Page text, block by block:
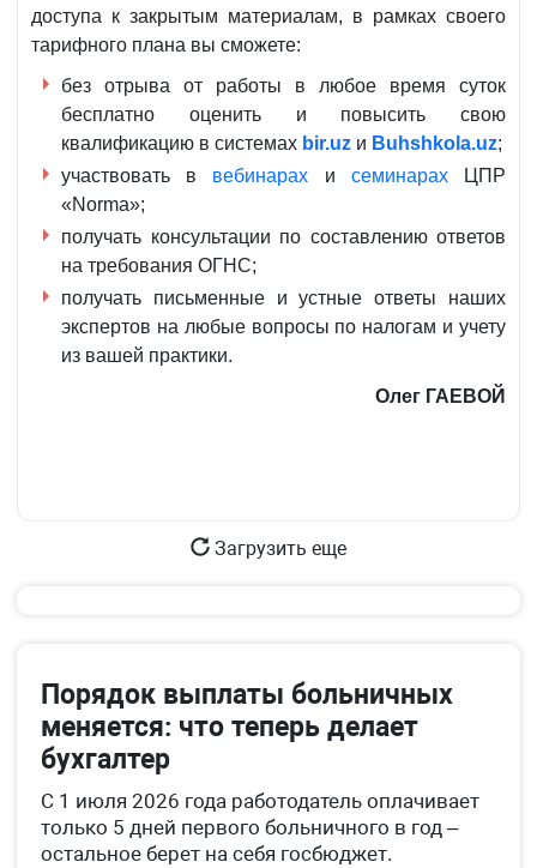
доступа к закрытым материалам, в рамках своего
тарифного плана вы сможете:
без отрыва от работы в любое время суток
бесплатно оценить и повысить свою
квалификацию в системах bir.uz и Buhshkola.uz;
участвовать в вебинарах и семинарахЦПР
«Norma»;
получать консультации по составлению ответов
на требования ОГНС;
получать письменные и устные ответы наших
экспертов на любые вопросы по налогам и учету
из вашей практики.
Олег ГАЕВОЙ
Загрузить еще
Порядок выплаты больничных
меняется: что теперь делает
бухгалтер
С 1 июля 2026 года работодатель оплачивает
только 5 дней первого больничного в год –
остальное берет на себя госбюджет.